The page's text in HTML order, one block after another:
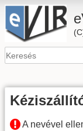
A nevével